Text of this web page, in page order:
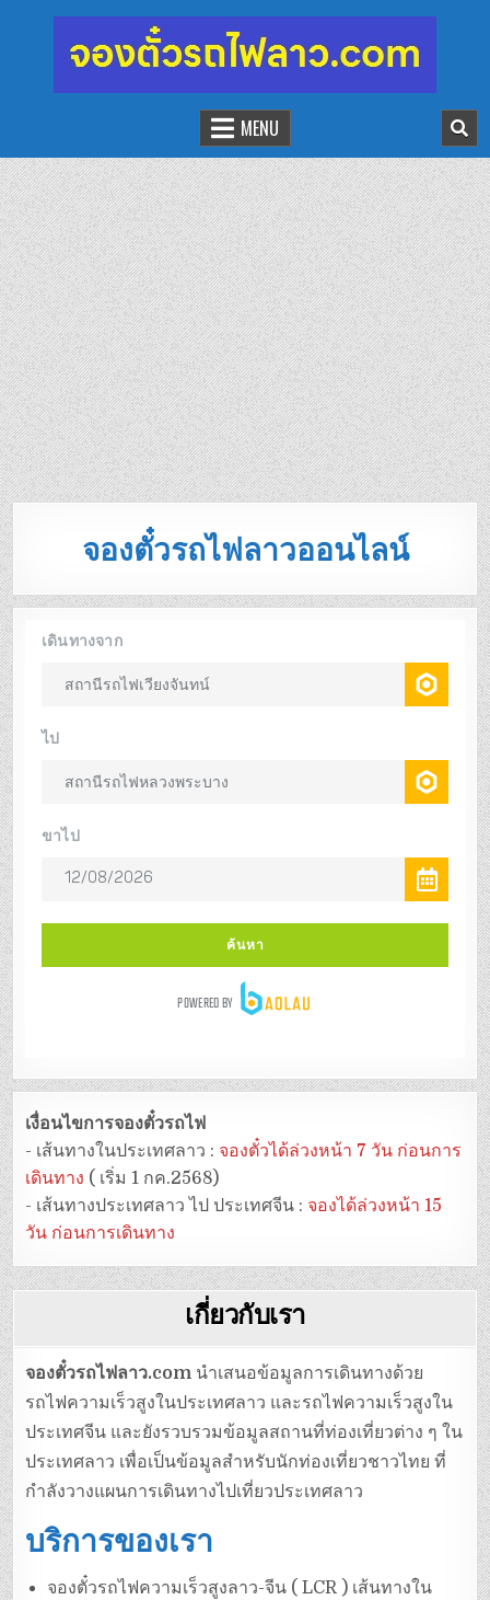
จองตั๋วรถไฟลาว-จีน
นั่งรถไฟเที่ยวประเทศลาว
MENU
จองตั๋วรถไฟลาวออนไลน์
เงื่อนไขการจองตั๋วรถไฟ
- เส้นทางในประเทศลาว : จองตั๋วได้ล่วงหน้า 7 วัน ก่อนการ
เดินทาง ( เริ่ม 1 กค.2568)
- เส้นทางประเทศลาว ไป ประเทศจีน : จองได้ล่วงหน้า 15
วัน ก่อนการเดินทาง
เกี่ยวกับเรา
จองตั๋วรถไฟลาว.com นำเสนอข้อมูลการเดินทางด้วย
รถไฟความเร็วสูงในประเทศลาว และรถไฟความเร็วสูงใน
ประเทศจีน และยังรวบรวมข้อมูลสถานที่ท่องเที่ยวต่าง ๆ ใน
ประเทศลาว เพื่อเป็นข้อมูลสำหรับนักท่องเที่ยวชาวไทย ที่
กำลังวางแผนการเดินทางไปเที่ยวประเทศลาว
บริการของเรา
จองตั๋วรถไฟความเร็วสูงลาว-จีน ( LCR ) เส้นทางใน